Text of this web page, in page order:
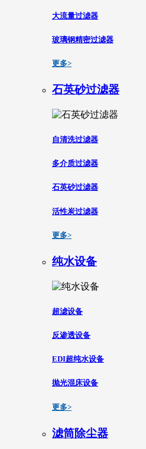
大流量过滤器
玻璃钢精密过滤器
更多>
石英砂过滤器
自清洗过滤器
多介质过滤器
石英砂过滤器
活性炭过滤器
更多>
纯水设备
超滤设备
反渗透设备
EDI超纯水设备
抛光混床设备
更多>
滤筒除尘器